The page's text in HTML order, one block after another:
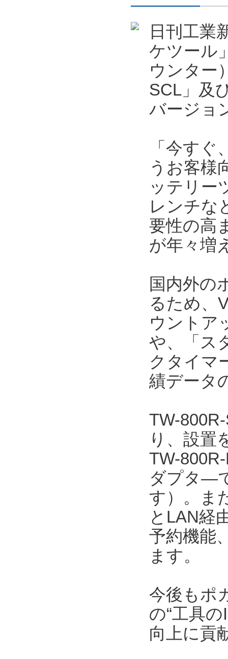
日刊工業
ケツール
ウンター
SCL」及
バージョ
「今す
うお客様
ッテリー
レンチな
要性の高
が年々増
国内外の
るため、
ウントア
や、「ス
クタイマ
績データ
TW-
り、設置
TW-
ダプタ―
す）。ま
とLAN経
予約機能
ます。
今後もポ
の“工具
向上に貢